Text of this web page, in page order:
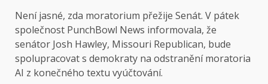
Není jasné, zda moratorium přežije Senát. V pátek
společnost PunchBowl News informovala, že
senátor Josh Hawley, Missouri Republican, bude
spolupracovat s demokraty na odstranění moratoria
AI z konečného textu vyúčtování.